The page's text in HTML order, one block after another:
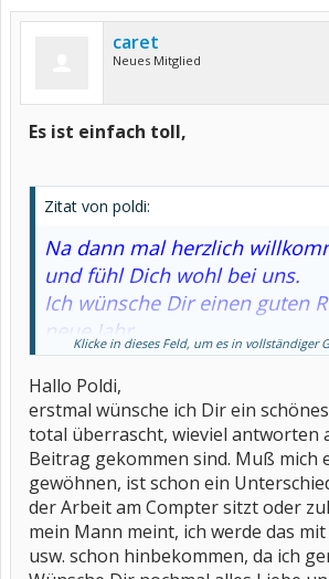
caret
Neues Mitglied
Es ist einfach toll,
Zitat von poldi:
Na dann mal herzlich
und fühl Dich wohl bei uns.
Ich wünsche Dir einen guten
neue Jahr
Nach den Feiertagen wird
geschrieben.
Alles liebe Poldi
Klicke in dieses Feld, um es in vollständiger
Hallo Poldi,
erstmal wünsche ich Dir ein
total überrascht, wieviel antworten
Beitrag gekommen sind. Muß mich
gewöhnen, ist schon ein
der Arbeit am Compter sitzt oder
mein Mann meint, ich werde das
usw. schon hinbekommen, da ich